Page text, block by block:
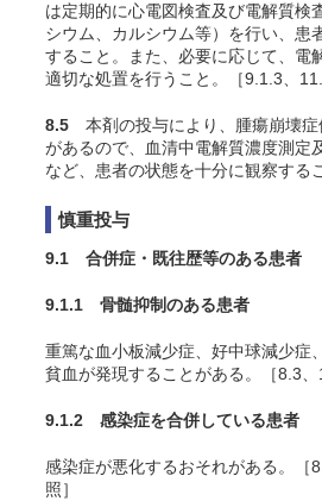
は定期的に心電図検査及び電解質検
シウム、カルシウム等）を行い、患
すること。また、必要に応じて、電
適切な処置を行うこと。［9.1.3、
8.5 本剤の投与により、腫瘍崩壊症
があるので、血清中電解質濃度測定
など、患者の状態を十分に観察する
慎重投与
9.1 合併症・既往歴等のある患者
9.1.1 骨髄抑制のある患者
重篤な血小板減少症、好中球減少症
貧血が発現することがある。［8.3、
9.1.2 感染症を合併している患者
感染症が悪化するおそれがある。［
照］